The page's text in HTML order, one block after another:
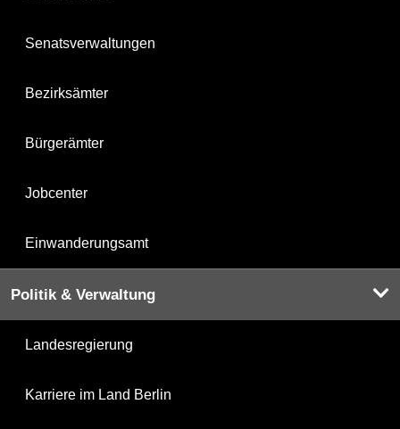
Senatsverwaltungen
Bezirksämter
Bürgerämter
Jobcenter
Einwanderungsamt
Politik & Verwaltung
Landesregierung
Karriere im Land Berlin